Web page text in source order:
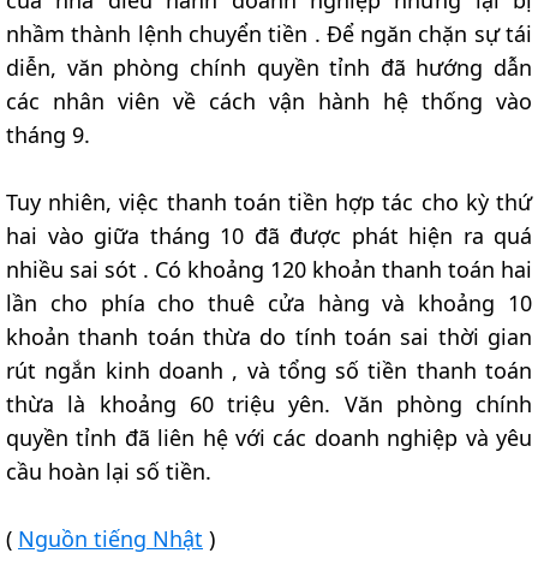
nhầm thành lệnh chuyển tiền . Để ngăn chặn sự tái
diễn, văn phòng chính quyền tỉnh đã hướng dẫn
các nhân viên về cách vận hành hệ thống vào
tháng 9.
Tuy nhiên, việc thanh toán tiền hợp tác cho kỳ thứ
hai vào giữa tháng 10 đã được phát hiện ra quá
nhiều sai sót . Có khoảng 120 khoản thanh toán hai
lần cho phía cho thuê cửa hàng và khoảng 10
khoản thanh toán thừa do tính toán sai thời gian
rút ngắn kinh doanh , và tổng số tiền thanh toán
thừa là khoảng 60 triệu yên. Văn phòng chính
quyền tỉnh đã liên hệ với các doanh nghiệp và yêu
cầu hoàn lại số tiền.
( Nguồn tiếng Nhật )